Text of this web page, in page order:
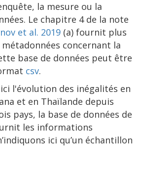
la mesure ou la
Le chapitre 4 de la note
et al. 2019 (a) fournit plus
concernant la
base de données peut être
csv.
l'évolution des inégalités en
et en Thaïlande depuis
pays, la base de données de
les informations
ici qu’un échantillon